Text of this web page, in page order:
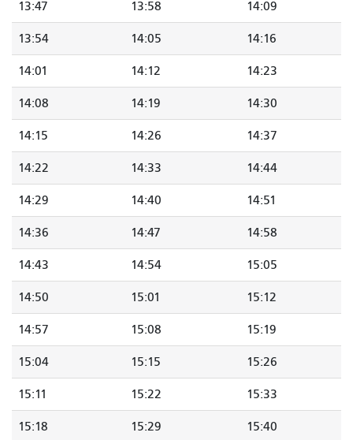
13:47 13:58 14:09
13:54 14:05 14:16
14:01 14:12 14:23
14:08 14:19 14:30
14:15 14:26 14:37
14:22 14:33 14:44
14:29 14:40 14:51
14:36 14:47 14:58
14:43 14:54 15:05
14:50 15:01 15:12
14:57 15:08 15:19
15:04 15:15 15:26
15:11 15:22 15:33
15:18 15:29 15:40